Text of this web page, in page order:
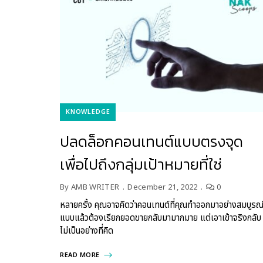
KNOWLEDGE
ปลดล็อกคอนเทนต์แบบตรงจุด
เพื่อไปถึงกลุ่มเป้าหมายที่ใช่
By AMB WRITER December 21, 2022 0
หลายครั้ง คุณอาจคิดว่าคอนเทนต์ที่คุณทำออกมาอย่างสมบูรณ์
แบบแล้วต้องเรียกยอดขายกลับมามากมาย แต่เอาเข้าจริงกลับ
ไม่เป็นอย่างที่คิด
READ MORE